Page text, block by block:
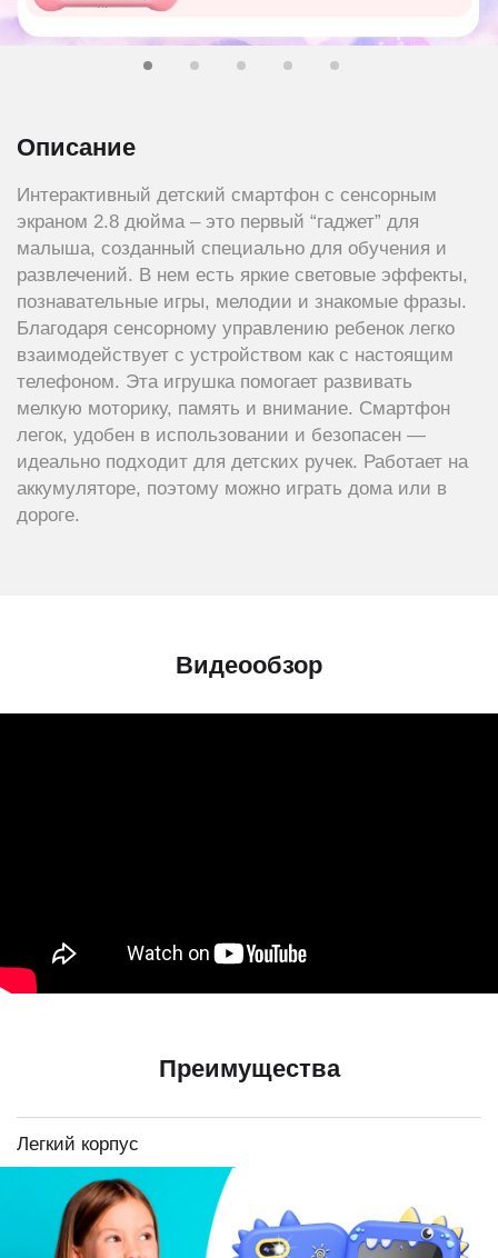
Описание
Интерактивный детский смартфон с сенсорным
экраном 2.8 дюйма – это первый “гаджет” для
малыша, созданный специально для обучения и
развлечений. В нем есть яркие световые эффекты,
познавательные игры, мелодии и знакомые фразы.
Благодаря сенсорному управлению ребенок легко
взаимодействует с устройством как с настоящим
телефоном. Эта игрушка помогает развивать
мелкую моторику, память и внимание. Смартфон
легок, удобен в использовании и безопасен —
идеально подходит для детских ручек. Работает на
аккумуляторе, поэтому можно играть дома или в
дороге.
Видеообзор
Преимущества
Легкий корпус